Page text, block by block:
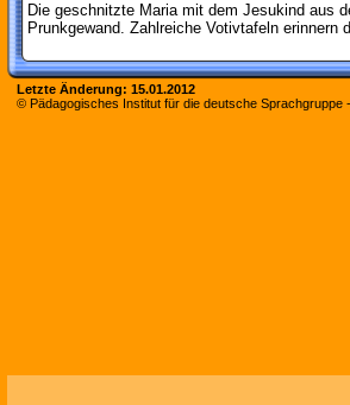
Die geschnitzte Maria mit dem Jesukind aus
Prunkgewand. Zahlreiche Votivtafeln erinnern
Letzte Änderung: 15.01.2012
© Pädagogisches Institut für die deutsche Sprachgruppe